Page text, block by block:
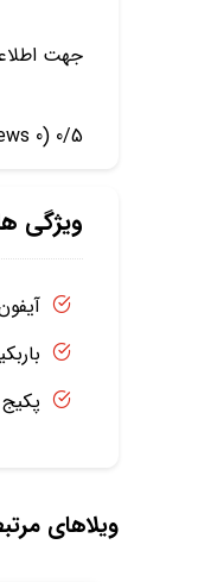
جهت
0/5
(0 Reviews)
ویژگی
پکیج
ویلاهای